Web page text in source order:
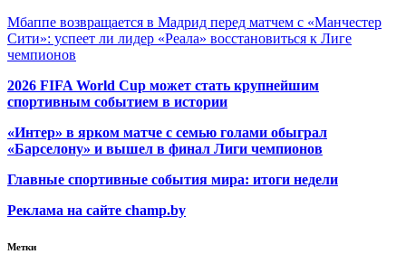
Мбаппе возвращается в Мадрид перед матчем с «Манчестер
Сити»: успеет ли лидер «Реала» восстановиться к Лиге
чемпионов
2026 FIFA World Cup может стать крупнейшим
спортивным событием в истории
«Интер» в ярком матче с семью голами обыграл
«Барселону» и вышел в финал Лиги чемпионов
Главные спортивные события мира: итоги недели
Реклама на сайте champ.by
Метки